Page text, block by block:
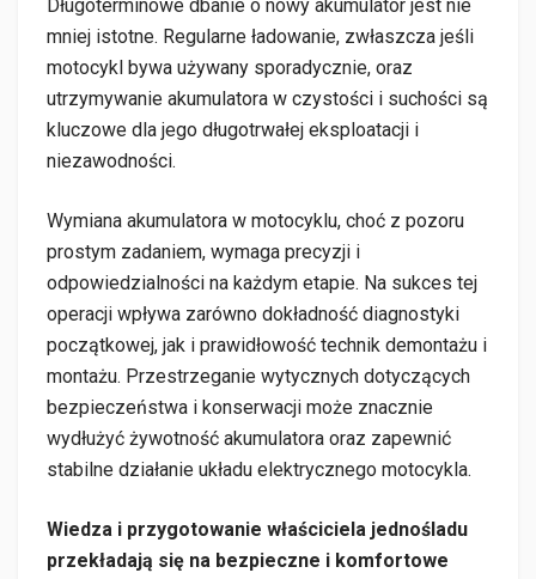
Długoterminowe dbanie o nowy akumulator jest nie
mniej istotne. Regularne ładowanie, zwłaszcza jeśli
motocykl bywa używany sporadycznie, oraz
utrzymywanie akumulatora w czystości i suchości są
kluczowe dla jego długotrwałej eksploatacji i
niezawodności.
Wymiana akumulatora w motocyklu, choć z pozoru
prostym zadaniem, wymaga precyzji i
odpowiedzialności na każdym etapie. Na sukces tej
operacji wpływa zarówno dokładność diagnostyki
początkowej, jak i prawidłowość technik demontażu i
montażu. Przestrzeganie wytycznych dotyczących
bezpieczeństwa i konserwacji może znacznie
wydłużyć żywotność akumulatora oraz zapewnić
stabilne działanie układu elektrycznego motocykla.
Wiedza i przygotowanie właściciela jednośladu
przekładają się na bezpieczne i komfortowe